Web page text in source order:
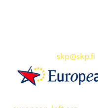
skp@skp.fi